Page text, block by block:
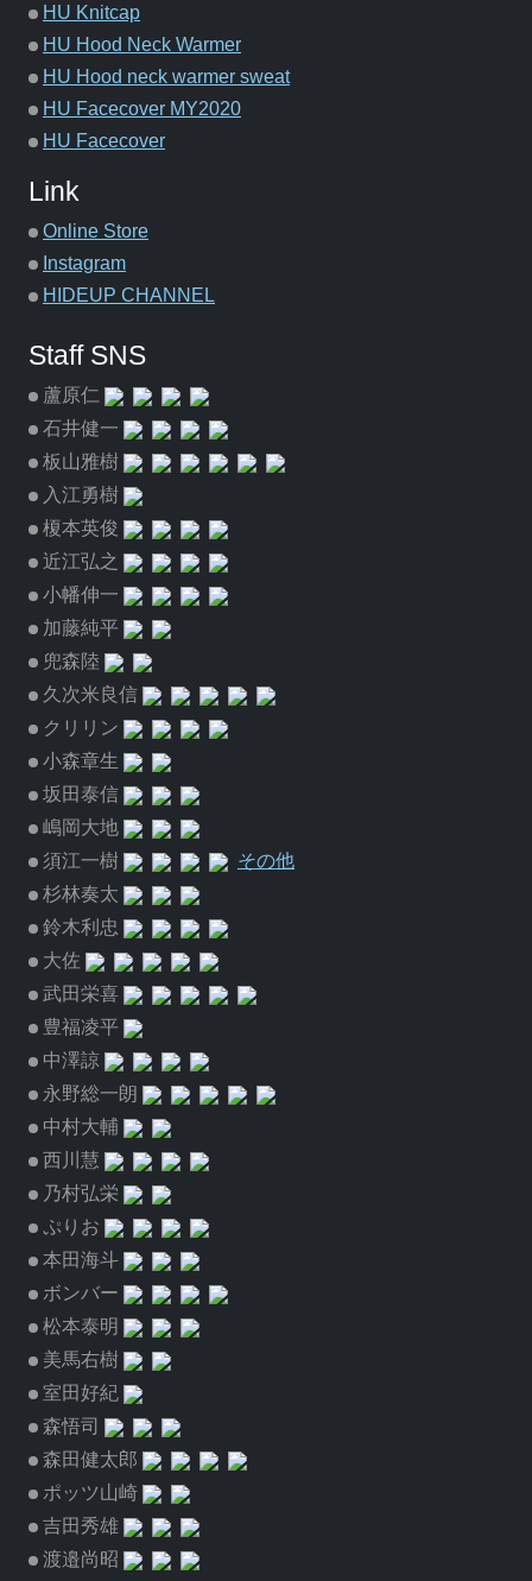
HU Knitcap
HU Hood Neck Warmer
HU Hood neck warmer sweat
HU Facecover MY2020
HU Facecover
Link
Online Store
Instagram
HIDEUP CHANNEL
Staff SNS
蘆原仁
石井健一
板山雅樹
入江勇樹
榎本英俊
近江弘之
小幡伸一
加藤純平
兜森陸
久次米良信
クリリン
小森章生
坂田泰信
嶋岡大地
須江一樹
その他
杉林奏太
鈴木利忠
大佐
武田栄喜
豊福凌平
中澤諒
永野総一朗
中村大輔
西川慧
乃村弘栄
ぷりお
本田海斗
ボンバー
松本泰明
美馬右樹
室田好紀
森悟司
森田健太郎
ポッツ山崎
吉田秀雄
渡邉尚昭